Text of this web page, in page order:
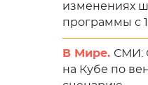
изменениях
программы с
В Мире. СМИ:
на Кубе по